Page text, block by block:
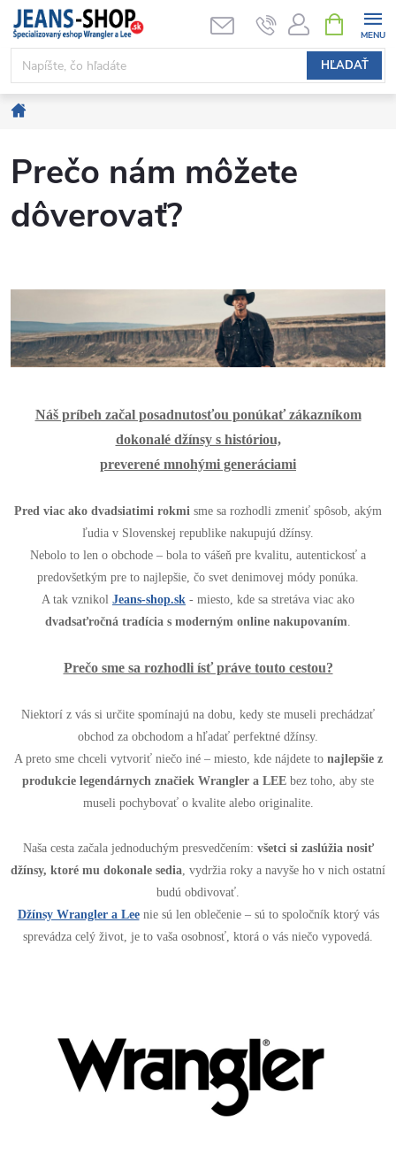
Prejsť
obsah
HĽADAŤ
KOŠÍK
Prečo nám môžete
dôverovať?
Náš príbeh začal posadnutosťou ponúkať zákazníkom
dokonalé džínsy s históriou,
preverené mnohými generáciami
Pred viac ako dvadsiatimi rokmi sme sa rozhodli zmeniť spôsob, akým
ľudia v Slovenskej republike nakupujú džínsy.
Nebolo to len o obchode – bola to vášeň pre kvalitu, autentickosť a
predovšetkým pre to najlepšie, čo svet denimovej módy ponúka.
A tak vznikol Jeans-shop.sk - miesto, kde sa stretáva viac ako
dvadsaťročná tradícia s moderným online nakupovaním
Prečo sme sa rozhodli ísť práve touto cestou?
Niektorí z vás si určite spomínajú na dobu, kedy ste museli prechádzať
obchod za obchodom a hľadať perfektné džínsy.
A preto sme chceli vytvoriť niečo iné – miesto, kde nájdete to najlepšie z
produkcie legendárnych značiek Wrangler a LEE bez toho, aby ste
museli pochybovať o kvalite alebo originalite.
Naša cesta začala jednoduchým presvedčením: všetci si zaslúžia nosiť
džínsy, ktoré mu dokonale sedia , vydržia roky a navyše ho v nich ostatní
budú obdivovať.
Džínsy Wrangler a Leenie sú len oblečenie – sú to spoločník ktorý vás
sprevádza celý život, je to vaša osobnosť, ktorá o vás niečo vypovedá.